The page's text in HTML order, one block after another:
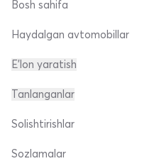
Bosh sahifa
Haydalgan avtomobillar
E'lon yaratish
Tanlanganlar
Solishtirishlar
Sozlamalar